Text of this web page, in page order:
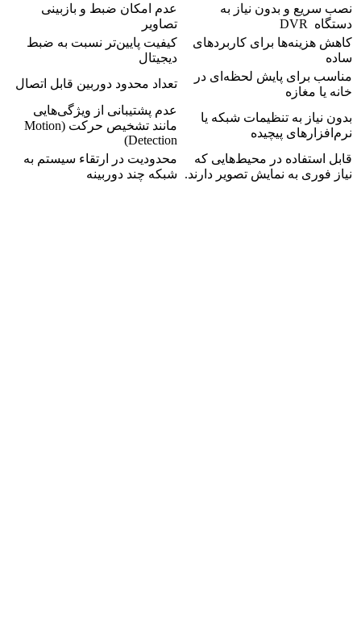
نصب سریع و بدون نیاز به
دستگاه DVR
عدم امکان ضبط و بازبینی
تصاویر
کاهش هزینه‌ها برای کاربردهای
ساده
کیفیت پایین‌تر نسبت به ضبط
دیجیتال
مناسب برای پایش لحظه‌ای در
خانه یا مغازه
تعداد محدود دوربین قابل اتصال
بدون نیاز به تنظیمات شبکه یا
نرم‌افزارهای پیچیده
عدم پشتیبانی از ویژگی‌هایی
مانند تشخیص حرکت (Motion
Detection)
قابل استفاده در محیط‌هایی که
نیاز فوری به نمایش تصویر دارند.
محدودیت در ارتقاء سیستم به
شبکه چند دوربینه